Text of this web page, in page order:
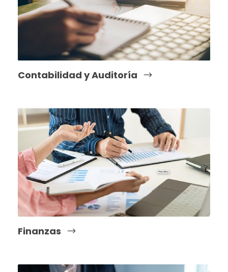
Contabilidad y Auditoría
Finanzas